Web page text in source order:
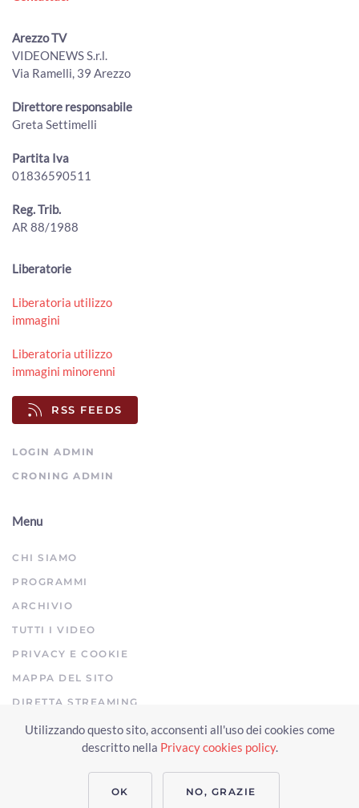
Naturalmente Pianoforte, l'alba a Romena con Gloria
Campaner e Paolo Ruffini
ArezzoTV
00:02:34 - Sabato, 18 Luglio 2026
00:01:15 - Sabato, 18 Luglio 2026
ArezzoTV
Arezzo TV
VIDEONEWS S.r.l.
Via Ramelli, 39 Arezzo
Direttore responsabile
Greta Settimelli
Partita Iva
01836590511
Reg. Trib.
AR 88/1988
Liberatorie
Liberatoria utilizzo
immagini
Liberatoria utilizzo
immagini minorenni
RSS FEEDS
LOGIN ADMIN
CRONING ADMIN
Menu
CHI SIAMO
PROGRAMMI
ARCHIVIO
TUTTI I VIDEO
PRIVACY E COOKIE
MAPPA DEL SITO
DIRETTA STREAMING
Copyright © 2023 Arezzo TV. Tutti i diritti riservati.
drone
applicativo video yutub 2023 by clickandfly
Utilizzando questo sito, acconsenti all'uso dei cookies come
descritto nella Privacy cookies policy.
OK NO, GRAZIE